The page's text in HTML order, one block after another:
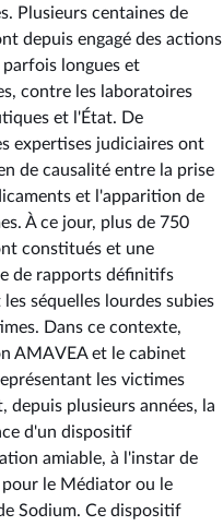
Plusieurs centaines de
depuis engagé des actions
longues et
contre les laboratoires
et l'État. De
expertises judiciaires ont
de causalité entre la prise
et l'apparition de
À ce jour, plus de 750
constitués et une
de rapports définitifs
séquelles lourdes subies
Dans ce contexte,
AMAVEA et le cabinet
les victimes
depuis plusieurs années, la
d'un dispositif
amiable, à l'instar de
pour le Médiator ou le
Sodium. Ce dispositif